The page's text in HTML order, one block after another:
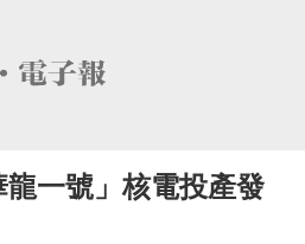
一號」核電投產發